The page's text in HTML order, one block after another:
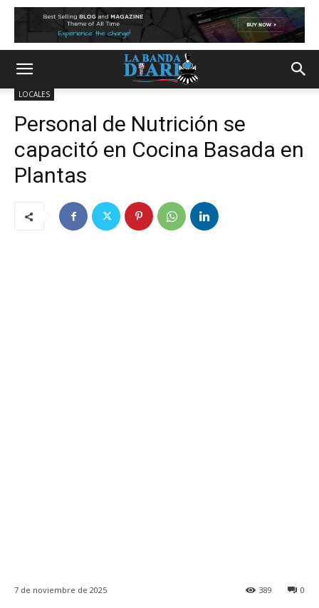
LOCALES
Personal de Nutrición se
capacitó en Cocina Basada en
Plantas
7 de noviembre de 2025 0
389